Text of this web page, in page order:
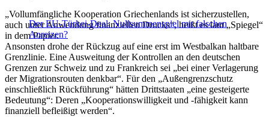
Der EU-Türkei-Deal: Nullsummenspiel mit falschen
Anreizen?
„Vollumfängliche Kooperation Griechenlands ist sicherzustellen,
auch unter Anwendung finanziellen Drucks“, heißt es laut „Spiegel“
in dem Papier.
Ansonsten drohe der Rückzug auf eine erst im Westbalkan haltbare
Grenzlinie. Eine Ausweitung der Kontrollen an den deutschen
Grenzen zur Schweiz und zu Frankreich sei „bei einer Verlagerung
der Migrationsrouten denkbar“. Für den „Außengrenzschutz
einschließlich Rückführung“ hätten Drittstaaten „eine gesteigerte
Bedeutung“: Deren „Kooperationswilligkeit und -fähigkeit kann
finanziell befleißigt werden“.